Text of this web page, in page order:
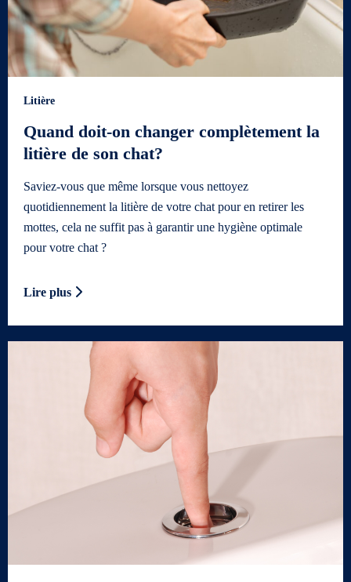
Litière
Quand doit-on changer complètement la
litière de son chat?
Saviez-vous que même lorsque vous nettoyez
quotidiennement la litière de votre chat pour en retirer les
mottes, cela ne suffit pas à garantir une hygiène optimale
pour votre chat ?
Lire plus